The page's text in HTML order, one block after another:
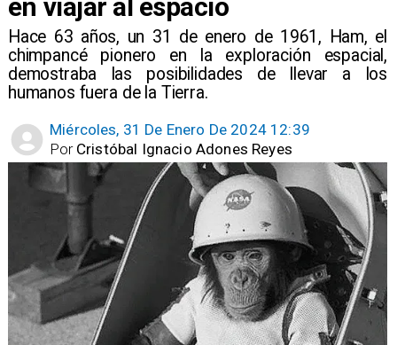
en viajar al espacio
Hace 63 años, un 31 de enero de 1961, Ham, el
chimpancé pionero en la exploración espacial,
demostraba las posibilidades de llevar a los
humanos fuera de la Tierra.
Miércoles, 31 De Enero De 2024 12:39
Cristóbal Ignacio Adones Reyes
Por